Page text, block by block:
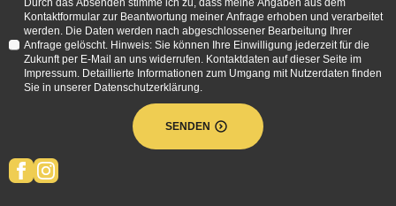
Durch das Absenden stimme ich zu, dass meine Angaben aus dem
Kontaktformular zur Beantwortung meiner Anfrage erhoben und verarbeitet
werden. Die Daten werden nach abgeschlossener Bearbeitung Ihrer
Anfrage gelöscht. Hinweis: Sie können Ihre Einwilligung jederzeit für die
Zukunft per E-Mail an uns widerrufen. Kontaktdaten auf dieser Seite im
Impressum. Detaillierte Informationen zum Umgang mit Nutzerdaten finden
Sie in unserer Datenschutzerklärung.
SENDEN